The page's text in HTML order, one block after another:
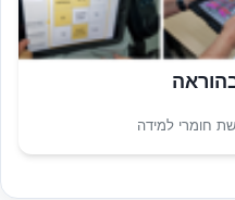
חומרי למידה